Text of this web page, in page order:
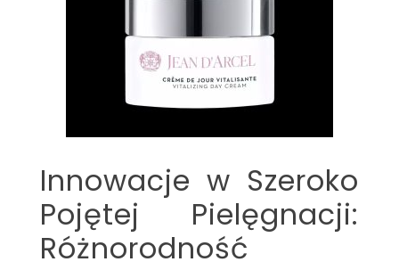
Innowacje w Szeroko
Pojętej Pielęgnacji:
Różnorodność